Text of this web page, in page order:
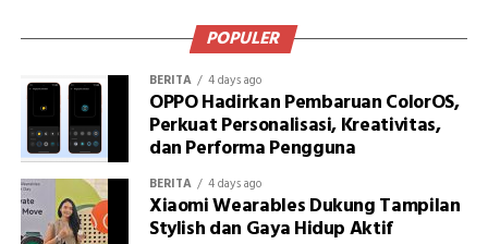
POPULER
BERITA 4 days ago
OPPO Hadirkan Pembaruan ColorOS,
Perkuat Personalisasi, Kreativitas,
dan Performa Pengguna
BERITA 4 days ago
Xiaomi Wearables Dukung Tampilan
Stylish dan Gaya Hidup Aktif